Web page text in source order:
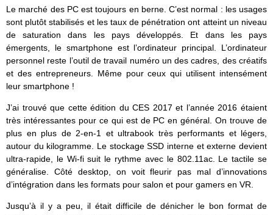
Le marché des PC est toujours en berne. C’est normal : les usages
sont plutôt stabilisés et les taux de pénétration ont atteint un niveau
de saturation dans les pays développés. Et dans les pays
émergents, le smartphone est l’ordinateur principal. L’ordinateur
personnel reste l’outil de travail numéro un des cadres, des créatifs
et des entrepreneurs. Même pour ceux qui utilisent intensément
leur smartphone !
J’ai trouvé que cette édition du CES 2017 et l’année 2016 étaient
très intéressantes pour ce qui est de PC en général. On trouve de
plus en plus de 2-en-1 et ultrabook très performants et légers,
autour du kilogramme. Le stockage SSD interne et externe devient
ultra-rapide, le Wi-fi suit le rythme avec le 802.11ac. Le tactile se
généralise. Côté desktop, on voit fleurir pas mal d’innovations
d’intégration dans les formats pour salon et pour gamers en VR.
Jusqu’à il y a peu, il était difficile de dénicher le bon format de